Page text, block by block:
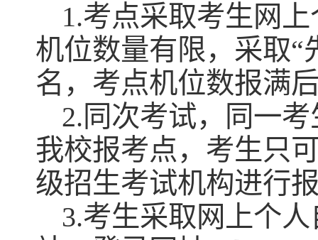
1.考点采取考生网
机位数量有限，采取“
名，考点机位数报满
2.同次考试，同一
我校报考点，考生只
级招生考试机构进行
3.考生采取网上个